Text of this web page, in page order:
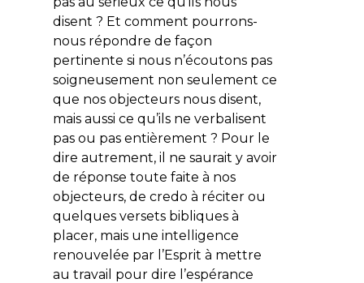
disent ? Et comment pourrons-
nous répondre de façon
pertinente si nous n’écoutons pas
soigneusement non seulement ce
que nos objecteurs nous disent,
mais aussi ce qu’ils ne verbalisent
pas ou pas entièrement ? Pour le
dire autrement, il ne saurait y avoir
de réponse toute faite à nos
objecteurs, de credo à réciter ou
quelques versets bibliques à
placer, mais une intelligence
renouvelée par l’Esprit à mettre
au travail pour dire l’espérance